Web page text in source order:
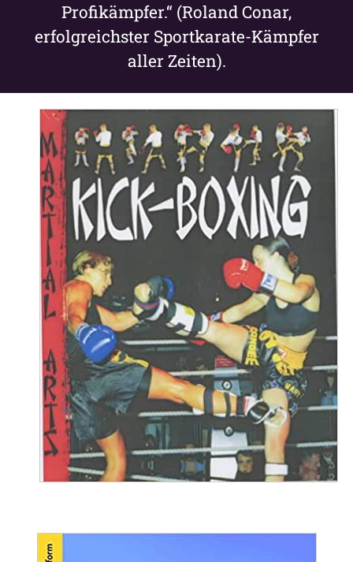
Profikämpfer.“ (Roland Conar,
erfolgreichster Sportkarate-Kämpfer
aller Zeiten).